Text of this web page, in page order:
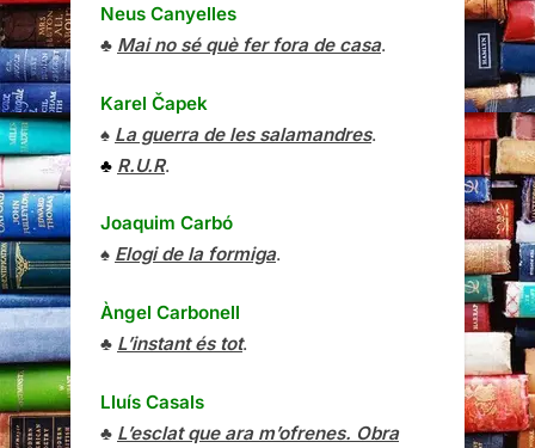
Neus Canyelles
♣ Mai no sé què fer fora de casa.
Karel Čapek
♠ La guerra de les salamandres.
♣ R.U.R.
Joaquim Carbó
♠ Elogi de la formiga.
Àngel Carbonell
♣ L’instant és tot.
Lluís Casals
♣ L’esclat que ara m’ofrenes. Obra